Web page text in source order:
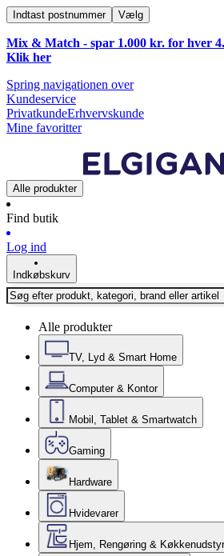
Indtast postnummer Vælg
Mix & Match - spar 1.000 kr. for hver
Klik her
Spring navigationen over
Kundeservice
PrivatkundeErhvervskunde
Mine favoritter
Alle produkter
Find butik
Log ind
Indkøbskurv
Alle produkter
TV, Lyd & Smart Home
Computer & Kontor
Mobil, Tablet & Smartwatch
Gaming
Hardware
Hvidevarer
Hjem, Rengøring & Køkkenudstyr